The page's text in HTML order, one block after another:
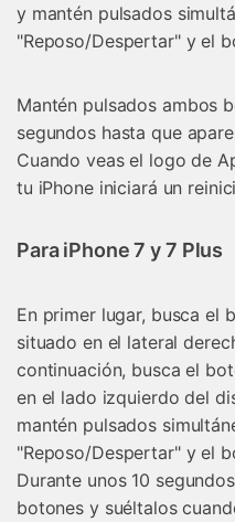
y mantén pulsados
"Reposo/Despertar" y el
Mantén pulsados ambos
segundos hasta que
Cuando veas el logo de
tu iPhone iniciará un
Para iPhone 7 y 7 Plus
En primer lugar, busca el
situado en el lateral
continuación, busca el
en el lado izquierdo del
mantén pulsados
"Reposo/Despertar" y el
Durante unos 10
botones y suéltalos